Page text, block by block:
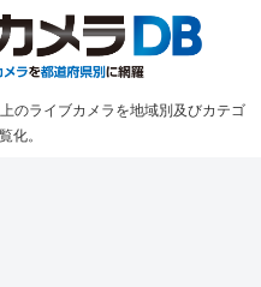
のライブカメラを地域別及びカテゴ
化。